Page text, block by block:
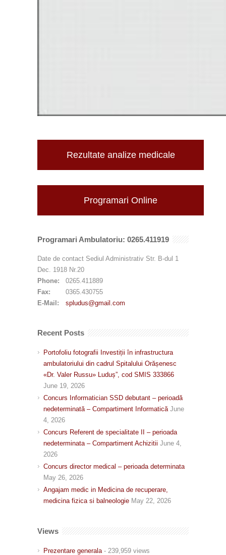
Rezultate analize medicale
Programari Online
Programari Ambulatoriu: 0265.411919
Date de contact Sediul Administrativ Str. B-dul 1
Dec. 1918 Nr.20
Phone:
0265.411889
Fax:
0365.430755
E-Mail:
spludus@gmail.com
Recent Posts
Portofoliu fotografii Investiții în infrastructura
ambulatoriului din cadrul Spitalului Orășenesc
«Dr. Valer Russu» Luduș”, cod SMIS 333866
June 19, 2026
Concurs Informatician SSD debutant – perioadă
nedeterminată – Compartiment Informatică June
4, 2026
Concurs Referent de specialitate II – perioada
nedeterminata – Compartiment Achizitii June 4,
2026
Concurs director medical – perioada determinata
May 26, 2026
Angajam medic in Medicina de recuperare,
medicina fizica si balneologie May 22, 2026
Views
Prezentare generala - 239,959 views